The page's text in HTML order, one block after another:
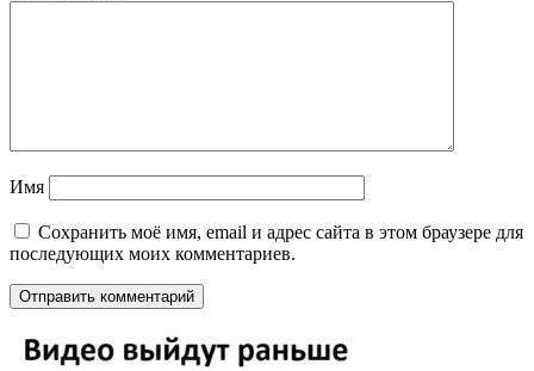
Имя
Сохранить моё имя, email и адрес сайта в этом браузере для
последующих моих комментариев.